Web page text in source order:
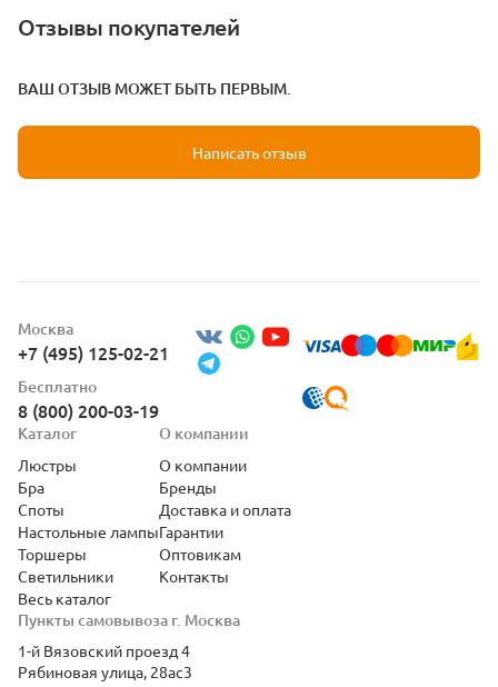
Отзывы покупателей
ВАШ ОТЗЫВ МОЖЕТ БЫТЬ ПЕРВЫМ.
Написать отзыв
Москва
+7 (495) 125-02-21
Бесплатно
8 (800) 200-03-19
Пункты самовывоза г. Москва
1-й Вязовский проезд 4
Рябиновая улица, 28ас3
Каталог
Люстры
Бра
Споты
Настольные лампы
Торшеры
Светильники
Весь каталог
О компании
О компании
Бренды
Доставка и оплата
Гарантии
Оптовикам
Контакты